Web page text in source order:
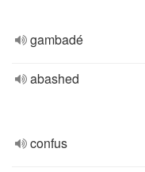
gambadé
abashed
confus